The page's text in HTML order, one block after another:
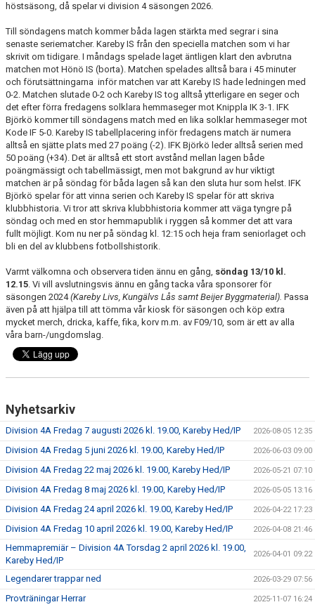
höstsäsong, då spelar vi division 4 säsongen 2026.
Till söndagens match kommer båda lagen stärkta med segrar i sina
senaste seriematcher. Kareby IS från den speciella matchen som vi har
skrivit om tidigare. I måndags spelade laget äntligen klart den avbrutna
matchen mot Hönö IS (borta). Matchen spelades alltså bara i 45 minuter
och förutsättningarna inför matchen var att Kareby IS hade ledningen med
0-2. Matchen slutade 0-2 och Kareby IS tog alltså ytterligare en seger och
det efter förra fredagens solklara hemmaseger mot Knippla IK 3-1. IFK
Björkö kommer till söndagens match med en lika solklar hemmaseger mot
Kode IF 5-0. Kareby IS tabellplacering inför fredagens match är numera
alltså en sjätte plats med 27 poäng (-2). IFK Björkö leder alltså serien med
50 poäng (+34). Det är alltså ett stort avstånd mellan lagen både
poängmässigt och tabellmässigt, men mot bakgrund av hur viktigt
matchen är på söndag för båda lagen så kan den sluta hur som helst. IFK
Björkö spelar för att vinna serien och Kareby IS spelar för att skriva
klubbhistoria. Vi tror att skriva klubbhistoria kommer att väga tyngre på
söndag och med en stor hemmapublik i ryggen så kommer det att vara
fullt möjligt. Kom nu ner på söndag kl. 12:15 och heja fram seniorlaget och
bli en del av klubbens fotbollshistorik.
Varmt välkomna och observera tiden ännu en gång, söndag 13/10 kl.
12.15. Vi vill avslutningsvis ännu en gång tacka våra sponsorer för
säsongen 2024(Kareby Livs, Kungälvs Lås samt Beijer Byggmaterial). Passa
även på att hjälpa till att tömma vår kiosk för säsongen och köp extra
mycket merch, dricka, kaffe, fika, korv m.m. av F09/10, som är ett av alla
våra barn-/ungdomslag.
Nyhetsarkiv
Division 4A Fredag 7 augusti 2026 kl. 19.00, Kareby Hed/IP 2026-08-05 12:35
Division 4A Fredag 5 juni 2026 kl. 19.00, Kareby Hed/IP 2026-06-03 09:00
Division 4A Fredag 22 maj 2026 kl. 19.00, Kareby Hed/IP 2026-05-21 07:10
Division 4A Fredag 8 maj 2026 kl. 19.00, Kareby Hed/IP 2026-05-05 13:16
Division 4A Fredag 24 april 2026 kl. 19.00, Kareby Hed/IP 2026-04-22 17:23
Division 4A Fredag 10 april 2026 kl. 19.00, Kareby Hed/IP 2026-04-08 21:46
Hemmapremiär – Division 4A Torsdag 2 april 2026 kl. 19.00,
Kareby Hed/IP
2026-04-01 09:22
Legendarer trappar ned 2026-03-29 07:56
Provträningar Herrar 2025-11-07 16:24